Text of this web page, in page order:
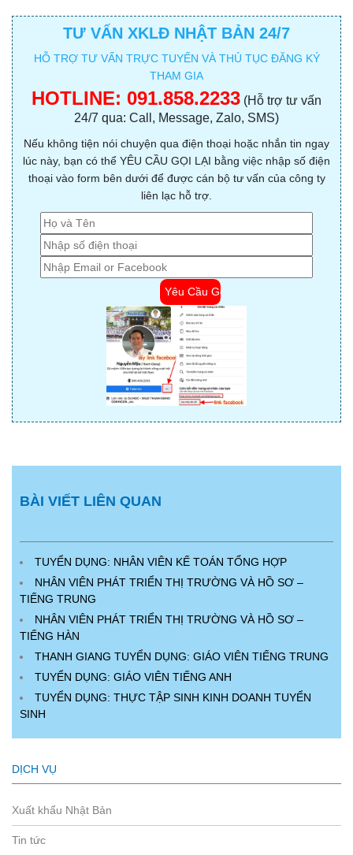
TƯ VẤN XKLĐ NHẬT BẢN 24/7
HỖ TRỢ TƯ VẤN TRỰC TUYẾN VÀ THỦ TỤC ĐĂNG KÝ
THAM GIA
HOTLINE: 091.858.2233 (Hỗ trợ tư vấn
24/7 qua: Call, Message, Zalo, SMS)
Nếu không tiện nói chuyện qua điện thoại hoặc nhắn tin ngay
lúc này, bạn có thể YÊU CẦU GỌI LẠI bằng việc nhập số điện
thoại vào form bên dưới để được cán bộ tư vấn của công ty
liên lạc hỗ trợ.
BÀI VIẾT LIÊN QUAN
TUYỂN DỤNG: NHÂN VIÊN KẾ TOÁN TỔNG HỢP
NHÂN VIÊN PHÁT TRIỂN THỊ TRƯỜNG VÀ HỒ SƠ –
TIẾNG TRUNG
NHÂN VIÊN PHÁT TRIỂN THỊ TRƯỜNG VÀ HỒ SƠ –
TIẾNG HÀN
THANH GIANG TUYỂN DỤNG: GIÁO VIÊN TIẾNG TRUNG
TUYỂN DỤNG: GIÁO VIÊN TIẾNG ANH
TUYỂN DỤNG: THỰC TẬP SINH KINH DOANH TUYỂN
SINH
DỊCH VỤ
Xuất khẩu Nhật Bản
Tin tức